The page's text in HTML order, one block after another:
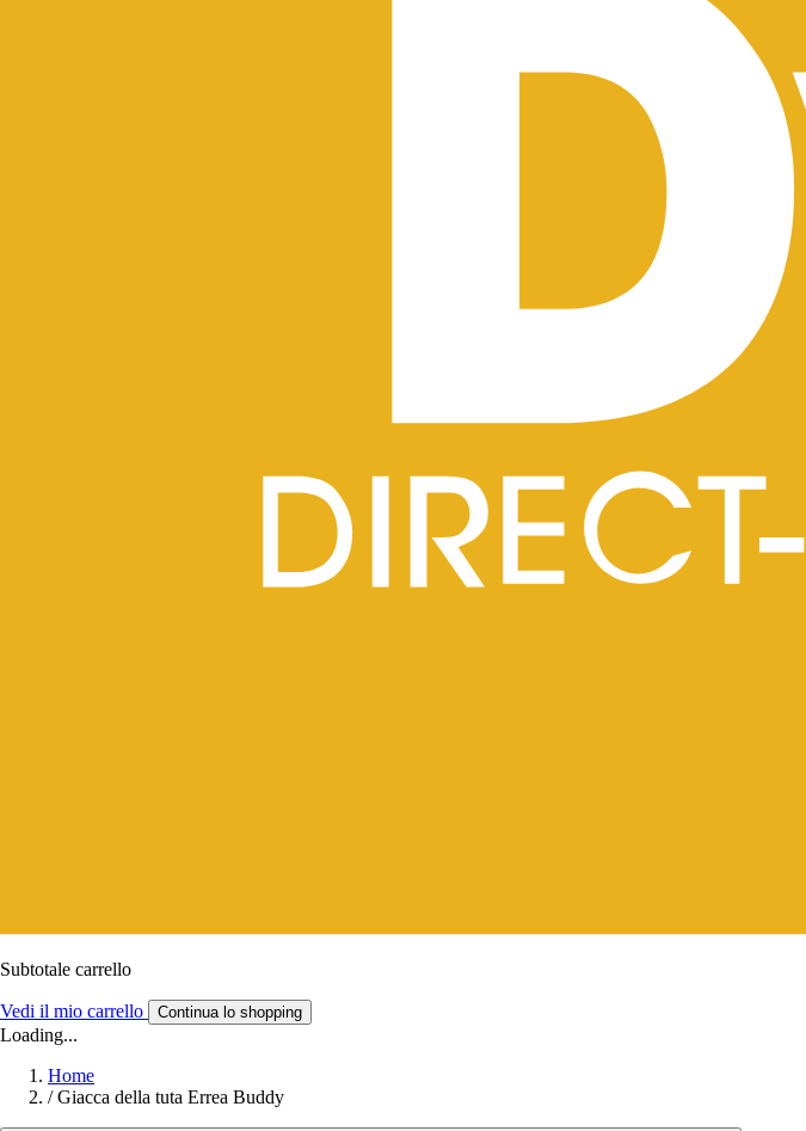
Subtotale carrello
Vedi il mio carrello Continua lo shopping
Loading...
Home
/ Giacca della tuta Errea Buddy